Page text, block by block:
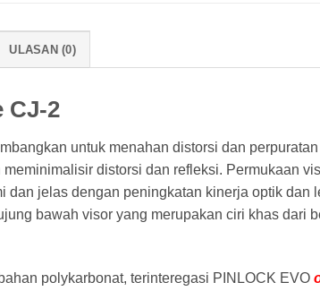
ULASAN (0)
CJ-2
untuk menahan distorsi dan
distorsi dan refleksi. Permukaan
dan jelas dengan peningkatan kinerja optik
bawah visor yang merupakan ciri khas dari
polykarbonat, terinteregasi PINLOCK EVO